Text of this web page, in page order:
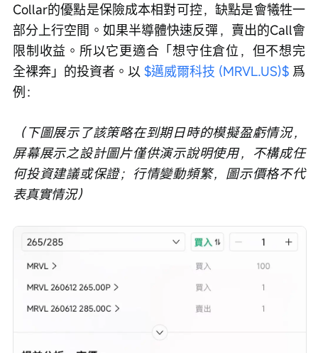
Collar的優點是保險成本相對可控，缺點是會犧牲一
部分上行空間。如果半導體快速反彈，賣出的Call會
限制收益。所以它更適合「想守住倉位，但不想完
全裸奔」的投資者。以 $邁威爾科技 (MRVL.US)$ 爲
例：
（下圖展示了該策略在到期日時的模擬盈虧情況，
屏幕展示之設計圖片僅供演示說明使用，不構成任
何投資建議或保證；行情變動頻繁，圖示價格不代
表真實情況）